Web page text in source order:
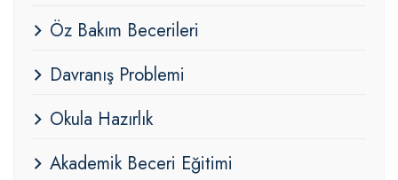
Öz Bakım Becerileri
Davranış Problemi
Okula Hazırlık
Akademik Beceri Eğitimi